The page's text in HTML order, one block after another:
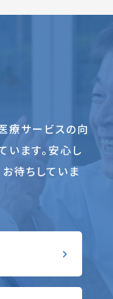
療サービスの向
います。安心し
待ちしていま